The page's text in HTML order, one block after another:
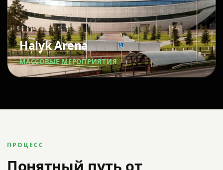
Halyk Arena
МАССОВЫЕ МЕРОПРИЯТИЯ
ПРОЦЕСС
Понятный путь от